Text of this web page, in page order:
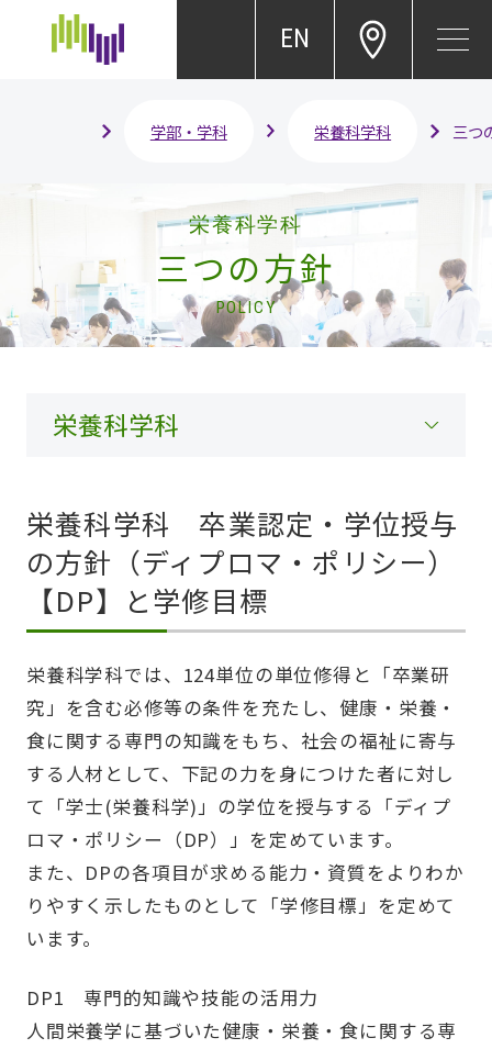
EN
学部・学科 栄養科学科 三つ
栄養科学科
三つの方針
POLICY
栄養科学科
栄養科学科 卒業認定・学位授与
の方針（ディプロマ・ポリシー）
【DP】と学修目標
栄養科学科では、124単位の単位修得と「卒業研
究」を含む必修等の条件を充たし、健康・栄養・
食に関する専門の知識をもち、社会の福祉に寄与
する人材として、下記の力を身につけた者に対し
て「学士(栄養科学)」の学位を授与する「ディプ
ロマ・ポリシー（DP）」を定めています。
また、DPの各項目が求める能力・資質をよりわか
りやすく示したものとして「学修目標」を定めて
います。
DP1 専門的知識や技能の活用力
人間栄養学に基づいた健康・栄養・食に関する専